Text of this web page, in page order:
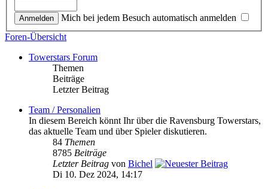
Mich bei jedem Besuch automatisch anmelden
Foren-Übersicht
Towerstars Forum
Themen
Beiträge
Letzter Beitrag
Team / Personalien
In diesem Bereich könnt Ihr über die Ravensburg Towerstars,
das aktuelle Team und über Spieler diskutieren.
84 Themen
8785 Beiträge
Letzter Beitrag von Bichel
Di 10. Dez 2024, 14:17